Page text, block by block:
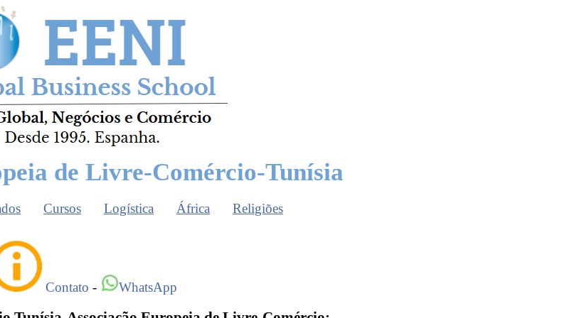
de Livre-Comércio-Tunísia
Cursos Logística África Religiões
Contato - WhatsApp